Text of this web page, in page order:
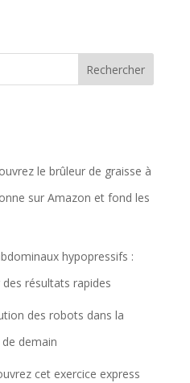
le brûleur de graisse à
sur Amazon et fond les
hypopressifs :
résultats rapides
des robots dans la
demain
cet exercice express